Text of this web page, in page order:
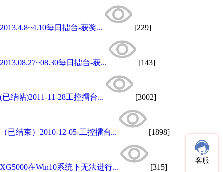
2013.4.8~4.10每日擂台-获奖... [229]
2013.08.27~08.30每日擂台-获... [143]
(已结帖)2011-11-28工控擂台... [3002]
（已结束）2010-12-05-工控擂台... [1898]
XG5000在Win10系统下无法进行... [315]
客服